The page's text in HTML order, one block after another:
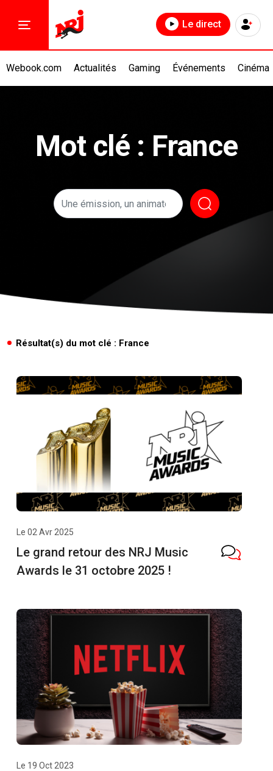
Webook.com Actualités Gaming Événements Cinéma
Le direct
Mot clé : France
Résultat(s) du mot clé : France
Le 02 Avr 2025
Le grand retour des NRJ Music
Awards le 31 octobre 2025 !
Le 19 Oct 2023